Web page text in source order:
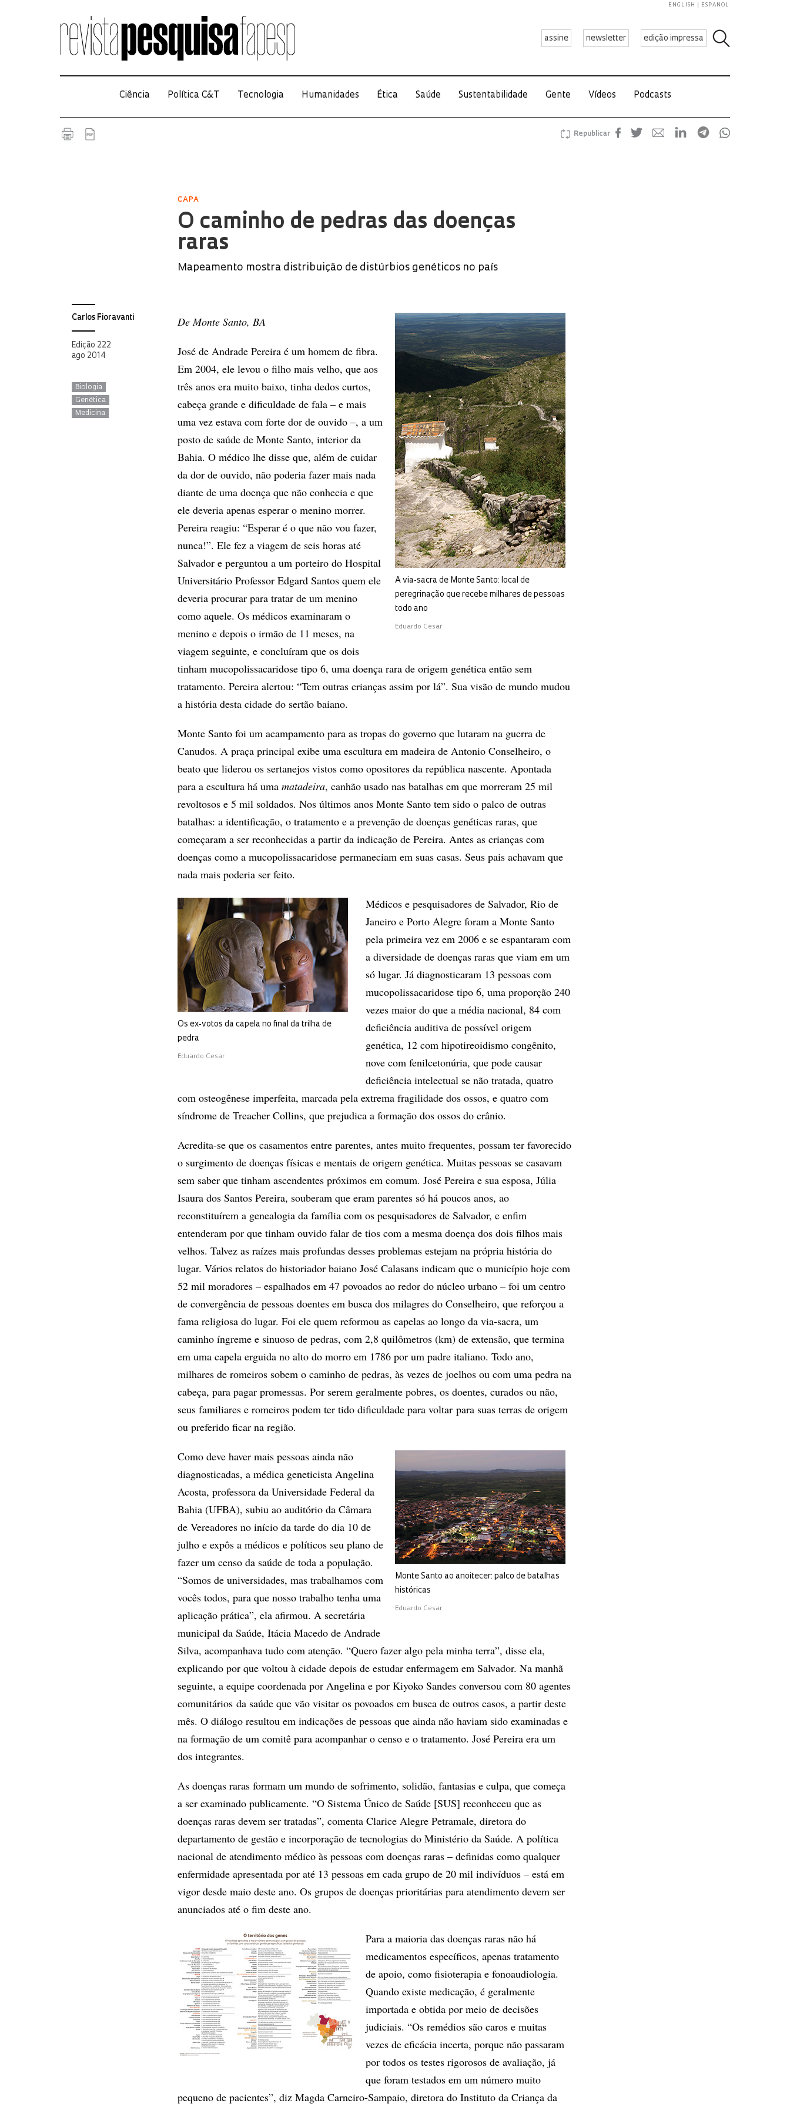
assine newsletter edição impressa
ENGLISH ESPAÑOL
Ciência Política C&T Tecnologia Humanidades Ética Saúde Sustentabilidade Gente Vídeos Podcasts
Republicar
CAPA
O caminho de pedras das doenças
raras
Mapeamento mostra distribuição de distúrbios genéticos no país
Carlos Fioravanti
Edição 222
ago 2014
Biologia
Genética
Medicina
A via-sacra de Monte Santo: local de
peregrinação que recebe milhares de pessoas
todo ano
Eduardo Cesar
De Monte Santo, BA
José de Andrade Pereira é um homem de fibra.
Em 2004, ele levou o filho mais velho, que aos
três anos era muito baixo, tinha dedos curtos,
cabeça grande e dificuldade de fala – e mais
uma vez estava com forte dor de ouvido –, a um
posto de saúde de Monte Santo, interior da
Bahia. O médico lhe disse que, além de cuidar
da dor de ouvido, não poderia fazer mais nada
diante de uma doença que não conhecia e que
ele deveria apenas esperar o menino morrer.
Pereira reagiu: “Esperar é o que não vou fazer,
nunca!”. Ele fez a viagem de seis horas até
Salvador e perguntou a um porteiro do Hospital
Universitário Professor Edgard Santos quem ele
deveria procurar para tratar de um menino
como aquele. Os médicos examinaram o
menino e depois o irmão de 11 meses, na
viagem seguinte, e concluíram que os dois
tinham mucopolissacaridose tipo 6, uma doença rara de origem genética então sem
tratamento. Pereira alertou: “Tem outras crianças assim por lá”. Sua visão de mundo mudou
a história desta cidade do sertão baiano.
Monte Santo foi um acampamento para as tropas do governo que lutaram na guerra de
Canudos. A praça principal exibe uma escultura em madeira de Antonio Conselheiro, o
beato que liderou os sertanejos vistos como opositores da república nascente. Apontada
para a escultura há uma matadeira, canhão usado nas batalhas em que morreram 25 mil
revoltosos e 5 mil soldados. Nos últimos anos Monte Santo tem sido o palco de outras
batalhas: a identificação, o tratamento e a prevenção de doenças genéticas raras, que
começaram a ser reconhecidas a partir da indicação de Pereira. Antes as crianças com
doenças como a mucopolissacaridose permaneciam em suas casas. Seus pais achavam que
nada mais poderia ser feito.
Os ex-votos da capela no final da trilha de
pedra
Eduardo Cesar
Médicos e pesquisadores de Salvador, Rio de
Janeiro e Porto Alegre foram a Monte Santo
pela primeira vez em 2006 e se espantaram com
a diversidade de doenças raras que viam em um
só lugar. Já diagnosticaram 13 pessoas com
mucopolissacaridose tipo 6, uma proporção 240
vezes maior do que a média nacional, 84 com
deficiência auditiva de possível origem
genética, 12 com hipotireoidismo congênito,
nove com fenilcetonúria, que pode causar
deficiência intelectual se não tratada, quatro
com osteogênese imperfeita, marcada pela extrema fragilidade dos ossos, e quatro com
síndrome de Treacher Collins, que prejudica a formação dos ossos do crânio.
Acredita-se que os casamentos entre parentes, antes muito frequentes, possam ter favorecido
o surgimento de doenças físicas e mentais de origem genética. Muitas pessoas se casavam
sem saber que tinham ascendentes próximos em comum. José Pereira e sua esposa, Júlia
Isaura dos Santos Pereira, souberam que eram parentes só há poucos anos, ao
reconstituírem a genealogia da família com os pesquisadores de Salvador, e enfim
entenderam por que tinham ouvido falar de tios com a mesma doença dos dois filhos mais
velhos. Talvez as raízes mais profundas desses problemas estejam na própria história do
lugar. Vários relatos do historiador baiano José Calasans indicam que o município hoje com
52 mil moradores – espalhados em 47 povoados ao redor do núcleo urbano – foi um centro
de convergência de pessoas doentes em busca dos milagres do Conselheiro, que reforçou a
fama religiosa do lugar. Foi ele quem reformou as capelas ao longo da via-sacra, um
caminho íngreme e sinuoso de pedras, com 2,8 quilômetros (km) de extensão, que termina
em uma capela erguida no alto do morro em 1786 por um padre italiano. Todo ano,
milhares de romeiros sobem o caminho de pedras, às vezes de joelhos ou com uma pedra na
cabeça, para pagar promessas. Por serem geralmente pobres, os doentes, curados ou não,
seus familiares e romeiros podem ter tido dificuldade para voltar para suas terras de origem
ou preferido ficar na região.
Monte Santo ao anoitecer: palco de batalhas
históricas
Eduardo Cesar
Como deve haver mais pessoas ainda não
diagnosticadas, a médica geneticista Angelina
Acosta, professora da Universidade Federal da
Bahia (UFBA), subiu ao auditório da Câmara
de Vereadores no início da tarde do dia 10 de
julho e expôs a médicos e políticos seu plano de
fazer um censo da saúde de toda a população.
“Somos de universidades, mas trabalhamos com
vocês todos, para que nosso trabalho tenha uma
aplicação prática”, ela afirmou. A secretária
municipal da Saúde, Itácia Macedo de Andrade
Silva, acompanhava tudo com atenção. “Quero fazer algo pela minha terra”, disse ela,
explicando por que voltou à cidade depois de estudar enfermagem em Salvador. Na manhã
seguinte, a equipe coordenada por Angelina e por Kiyoko Sandes conversou com 80 agentes
comunitários da saúde que vão visitar os povoados em busca de outros casos, a partir deste
mês. O diálogo resultou em indicações de pessoas que ainda não haviam sido examinadas e
na formação de um comitê para acompanhar o censo e o tratamento. José Pereira era um
dos integrantes.
As doenças raras formam um mundo de sofrimento, solidão, fantasias e culpa, que começa
a ser examinado publicamente. “O Sistema Único de Saúde [SUS] reconheceu que as
doenças raras devem ser tratadas”, comenta Clarice Alegre Petramale, diretora do
departamento de gestão e incorporação de tecnologias do Ministério da Saúde. A política
nacional de atendimento médico às pessoas com doenças raras – definidas como qualquer
enfermidade apresentada por até 13 pessoas em cada grupo de 20 mil indivíduos – está em
vigor desde maio deste ano. Os grupos de doenças prioritárias para atendimento devem ser
anunciados até o fim deste ano.
Para a maioria das doenças raras não há
medicamentos específicos, apenas tratamento
de apoio, como fisioterapia e fonoaudiologia.
Quando existe medicação, é geralmente
importada e obtida por meio de decisões
judiciais. “Os remédios são caros e muitas
vezes de eficácia incerta, porque não passaram
por todos os testes rigorosos de avaliação, já
que foram testados em um número muito
pequeno de pacientes”, diz Magda Carneiro-Sampaio, diretora do Instituto da Criança da